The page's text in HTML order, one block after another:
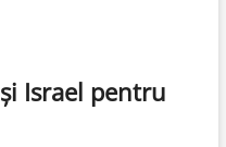
ă
Israel pentru